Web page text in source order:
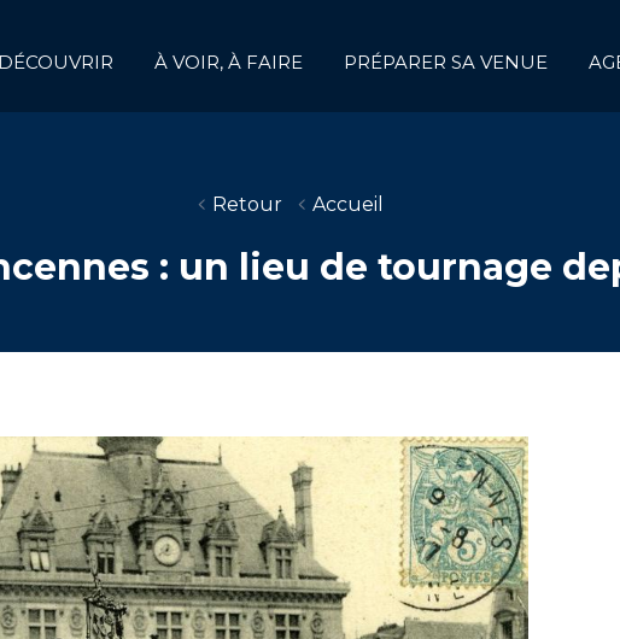
DÉCOUVRIR À VOIR, À FAIRE PRÉPARER SA VENUE
Retour Accueil
: un lieu de tournage